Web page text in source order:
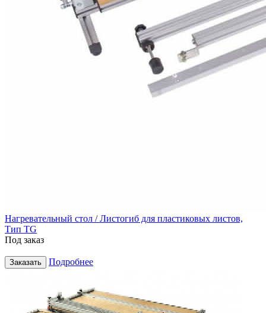
Нагревательный стол / Листогиб для пластиковых листов,
Тип TG
Под заказ
Заказать Подробнее